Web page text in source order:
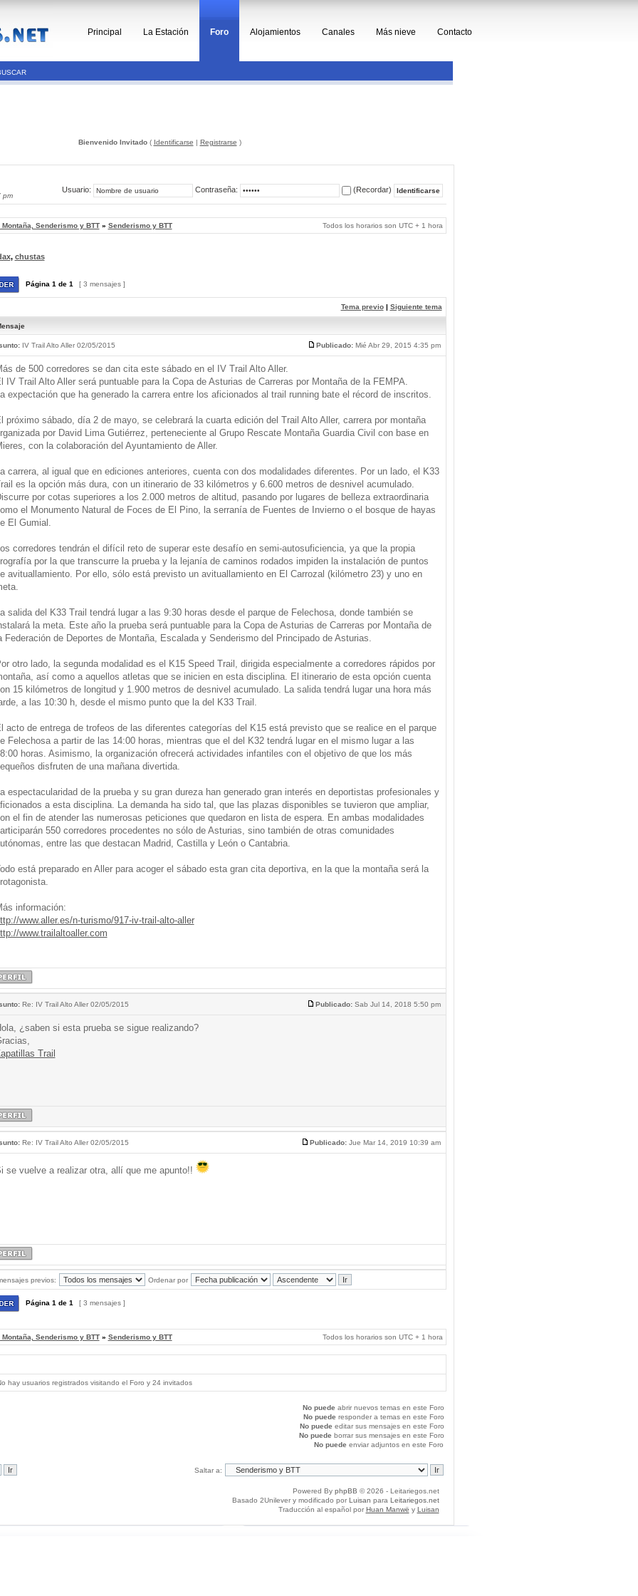
Principal La Estación Foro Alojamientos Canales Más nieve Contacto
Bienvenido Invitado( Identificarse | Registrarse )
pm
Usuario: Contraseña: (Recordar)
Senderismo y BTT» Senderismo y BTT Todos los horarios son UTC + 1 hora
, chustas
Página 1 de 1 [ 3 mensajes ]
Tema previo| Siguiente tema
IV Trail Alto Aller 02/05/2015 Publicado:Mié Abr 29, 2015 4:35 pm
de 500 corredores se dan cita este sábado en el IV Trail Alto Aller.
IV Trail Alto Aller será puntuable para la Copa de Asturias de Carreras por Montaña de la FEMPA.
expectación que ha generado la carrera entre los aficionados al trail running bate el récord de inscritos.
próximo sábado, día 2 de mayo, se celebrará la cuarta edición del Trail Alto Aller, carrera por montaña
por David Lima Gutiérrez, perteneciente al Grupo Rescate Montaña Guardia Civil con base en
con la colaboración del Ayuntamiento de Aller.
carrera, al igual que en ediciones anteriores, cuenta con dos modalidades diferentes. Por un lado, el K33
es la opción más dura, con un itinerario de 33 kilómetros y 6.600 metros de desnivel acumulado.
por cotas superiores a los 2.000 metros de altitud, pasando por lugares de belleza extraordinaria
el Monumento Natural de Foces de El Pino, la serranía de Fuentes de Invierno o el bosque de hayas
El Gumial.
corredores tendrán el difícil reto de superar este desafío en semi-autosuficiencia, ya que la propia
por la que transcurre la prueba y la lejanía de caminos rodados impiden la instalación de puntos
avituallamiento. Por ello, sólo está previsto un avituallamiento en El Carrozal (kilómetro 23) y uno en
salida del K33 Trail tendrá lugar a las 9:30 horas desde el parque de Felechosa, donde también se
la meta. Este año la prueba será puntuable para la Copa de Asturias de Carreras por Montaña de
Federación de Deportes de Montaña, Escalada y Senderismo del Principado de Asturias.
otro lado, la segunda modalidad es el K15 Speed Trail, dirigida especialmente a corredores rápidos por
así como a aquellos atletas que se inicien en esta disciplina. El itinerario de esta opción cuenta
15 kilómetros de longitud y 1.900 metros de desnivel acumulado. La salida tendrá lugar una hora más
a las 10:30 h, desde el mismo punto que la del K33 Trail.
acto de entrega de trofeos de las diferentes categorías del K15 está previsto que se realice en el parque
Felechosa a partir de las 14:00 horas, mientras que el del K32 tendrá lugar en el mismo lugar a las
horas. Asimismo, la organización ofrecerá actividades infantiles con el objetivo de que los más
disfruten de una mañana divertida.
espectacularidad de la prueba y su gran dureza han generado gran interés en deportistas profesionales y
a esta disciplina. La demanda ha sido tal, que las plazas disponibles se tuvieron que ampliar,
el fin de atender las numerosas peticiones que quedaron en lista de espera. En ambas modalidades
550 corredores procedentes no sólo de Asturias, sino también de otras comunidades
entre las que destacan Madrid, Castilla y León o Cantabria.
está preparado en Aller para acoger el sábado esta gran cita deportiva, en la que la montaña será la
información:
www.aller.es/n-turismo/917-iv-trail-alto-aller
www.trailaltoaller.com
Re: IV Trail Alto Aller 02/05/2015 Publicado:Sab Jul 14, 2018 5:50 pm
¿saben si esta prueba se sigue realizando?
Trail
Re: IV Trail Alto Aller 02/05/2015 Publicado:Jue Mar 14, 2019 10:39 am
se vuelve a realizar otra, allí que me apunto!!
previos: Ordenar por
Página 1 de 1 [ 3 mensajes ]
Senderismo y BTT» Senderismo y BTT Todos los horarios son UTC + 1 hora
hay usuarios registrados visitando el Foro y 24 invitados
No puede abrir nuevos temas en este Foro
No puede responder a temas en este Foro
No puede editar sus mensajes en este Foro
No puede borrar sus mensajes en este Foro
No puede enviar adjuntos en este Foro
Saltar a:
Powered By phpBB © 2026 - Leitariegos.net
Basado 2Unilever y modificado por Luisan para Leitariegos.net
Traducción al español por Huan Manwë y Luisan